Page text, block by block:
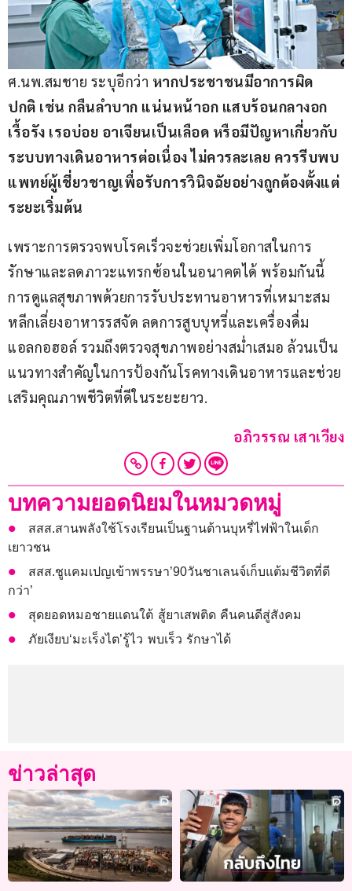
ศ.นพ.สมชาย ระบุอีกว่า หากประชาชนมีอาการผิด
ปกติ เช่น กลืนลำบาก แน่นหน้าอก แสบร้อนกลางอก
เรื้อรัง เรอบ่อย อาเจียนเป็นเลือด หรือมีปัญหาเกี่ยวกับ
ระบบทางเดินอาหารต่อเนื่อง ไม่ควรละเลย ควรรีบพบ
แพทย์ผู้เชี่ยวชาญเพื่อรับการวินิจฉัยอย่างถูกต้องตั้งแต่
ระยะเริ่มต้น
เพราะการตรวจพบโรคเร็วจะช่วยเพิ่มโอกาสในการ
รักษาและลดภาวะแทรกซ้อนในอนาคตได้ พร้อมกันนี้
การดูแลสุขภาพด้วยการรับประทานอาหารที่เหมาะสม
หลีกเลี่ยงอาหารรสจัด ลดการสูบบุหรี่และเครื่องดื่ม
แอลกอฮอล์ รวมถึงตรวจสุขภาพอย่างสม่ำเสมอ ล้วนเป็น
แนวทางสำคัญในการป้องกันโรคทางเดินอาหารและช่วย
เสริมคุณภาพชีวิตที่ดีในระยะยาว.
อภิวรรณ เสาเวียง
บทความยอดนิยมในหมวดหมู่
สสส.สานพลังใช้โรงเรียนเป็นฐานต้านบุหรี่ไฟฟ้าในเด็ก
เยาวชน
สสส.ชูแคมเปญเข้าพรรษา’90วันชาเลนจ์เก็บแต้มชีวิตที่ดี
กว่า’
สุดยอดหมอชายแดนใต้ สู้ยาเสพติด คืนคนดีสู่สังคม
ภัยเงียบ‘มะเร็งไต’รู้ไว พบเร็ว รักษาได้
ข่าวล่าสุด